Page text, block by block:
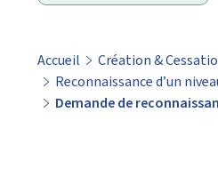
Accueil Création &
Reconnaissance d’un
Demande de